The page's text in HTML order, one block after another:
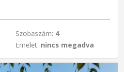
Szobaszám: 4
Emelet: nincs megadva